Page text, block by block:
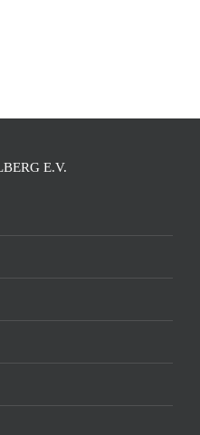
E.V.